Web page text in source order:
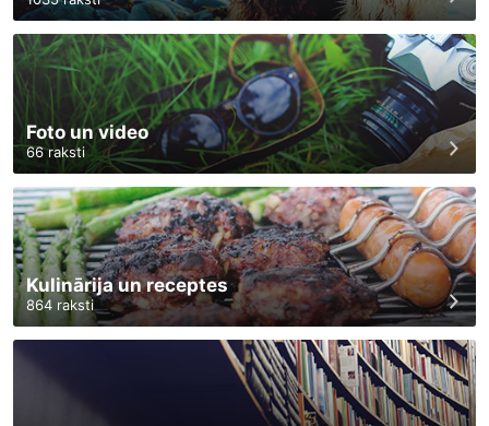
Foto un video
66raksti
Kulinārija un receptes
864 raksti